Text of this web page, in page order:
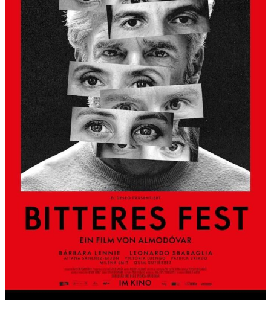
S
L
B
E
R
G
A
L
S
K
Ü
N
S
T
L
H
A
U
S
–
A